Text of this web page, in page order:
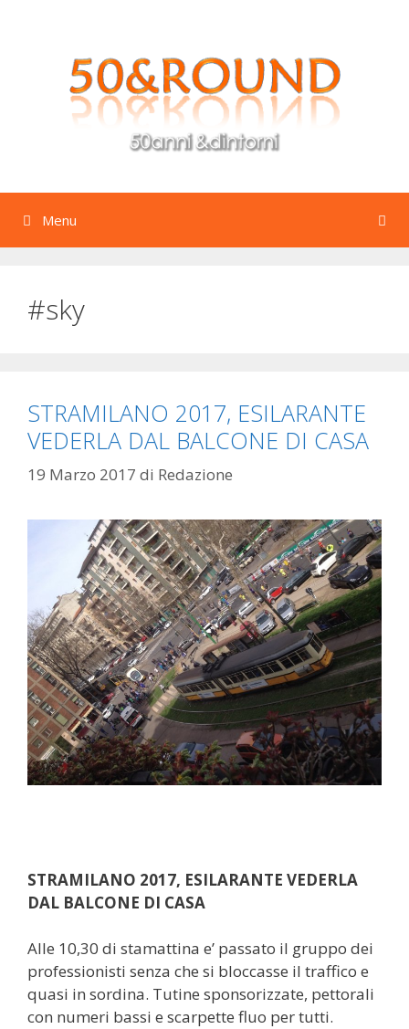
Menu
#sky
STRAMILANO 2017, ESILARANTE
VEDERLA DAL BALCONE DI CASA
19 Marzo 2017 di Redazione
STRAMILANO 2017, ESILARANTE VEDERLA
DAL BALCONE DI CASA
Alle 10,30 di stamattina e’ passato il gruppo dei
professionisti senza che si bloccasse il traffico e
quasi in sordina. Tutine sponsorizzate, pettorali
con numeri bassi e scarpette fluo per tutti.